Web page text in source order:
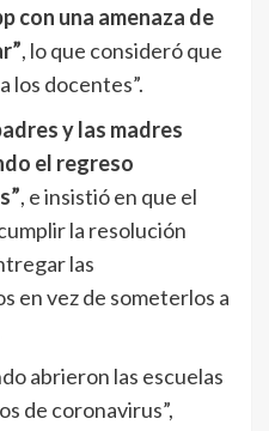
con una amenaza de
, lo que consideró que
los docentes”.
y las madres
el regreso
, e insistió en que el
la resolución
las
en vez de someterlos a
abrieron las escuelas
de coronavirus”,